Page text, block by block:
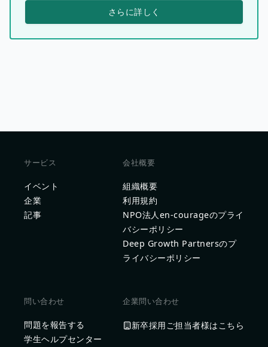
さらに詳しく
サービス
イベント
企業
記事
会社概要
組織概要
利用規約
NPO法人en-courageのプライ
バシーポリシー
Deep Growth Partnersのプ
ライバシーポリシー
問い合わせ
問題を報告する
学生ヘルプセンター
企業問い合わせ
新卒採用ご担当者様はこちら